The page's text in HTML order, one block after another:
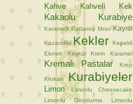
Kahve Kahveli Kek
Kakaolu Kurabiye
Karamelli Patlamış Mısır Kayısı
Kazandibi Kekler Kepekli
Ekmek
Keşkül Krem Karamel
Kremalı Pastalar Krep
Krokan Kurabiyeler
Limon
Limonlu Cheesecake
Limonlu Dondurma
Limonlu